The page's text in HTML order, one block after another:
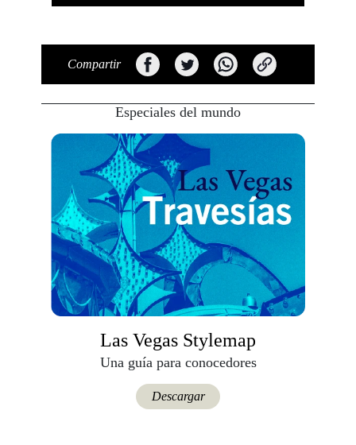
Compartir
Especiales del mundo
Las Vegas Stylemap
Una guía para conocedores
Descargar